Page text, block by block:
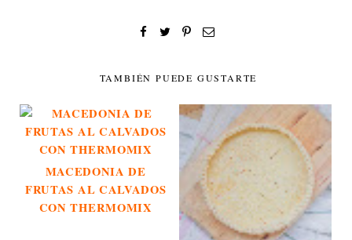
TAMBIÉN PUEDE GUSTARTE
MACEDONIA DE
FRUTAS AL CALVADOS
CON THERMOMIX